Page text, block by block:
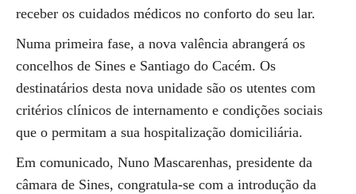
receber os cuidados médicos no conforto do seu lar.
Numa primeira fase, a nova valência abrangerá os
concelhos de Sines e Santiago do Cacém. Os
destinatários desta nova unidade são os utentes com
critérios clínicos de internamento e condições sociais
que o permitam a sua hospitalização domiciliária.
Em comunicado, Nuno Mascarenhas, presidente da
câmara de Sines, congratula-se com a introdução da